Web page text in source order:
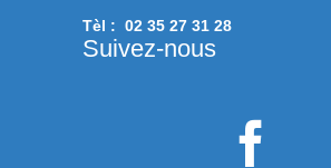
Tèl : 02 35 27 31 28
Suivez-nous
